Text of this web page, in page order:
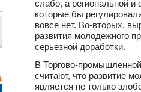
слабо, а региональной
которые бы
вовсе нет. Во-вторых,
развития молодежного
серьезной доработки.
В Торгово-
считают, что развитие
является не только